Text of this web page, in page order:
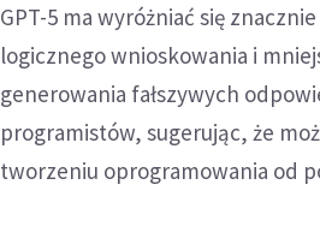
GPT-5 ma wyróżniać się
logicznego wnioskowania i
generowania fałszywych
programistów, sugerując, że
tworzeniu oprogramowania od